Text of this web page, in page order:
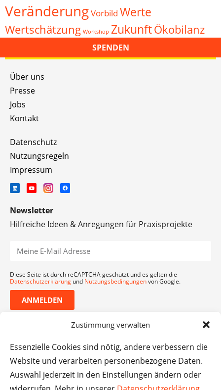
Zustimmung verwalten
Essenzielle Cookies sind nötig, andere verbessern die
Website und verarbeiten personenbezogene Daten.
Auswahl jederzeit in den Einstellungen ändern oder
VeränderungVorbild Werte
Wertschätzung Workshop ZukunftÖkobilanz
SPENDEN
Über uns
Presse
Jobs
Kontakt
Datenschutz
Nutzungsregeln
Impressum
Newsletter
Hilfreiche Ideen & Anregungen für Praxisprojekte
Diese Seite ist durch reCAPTCHA geschützt und es gelten die
Datenschutzerklärung und Nutzungsbedingungenvon Google.
ANMELDEN